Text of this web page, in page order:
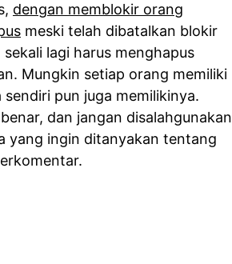
dengan memblokir orang
meski telah dibatalkan blokir
lagi harus menghapus
Mungkin setiap orang memiliki
pun juga memilikinya.
dan jangan disalahgunakan
yang ingin ditanyakan tentang